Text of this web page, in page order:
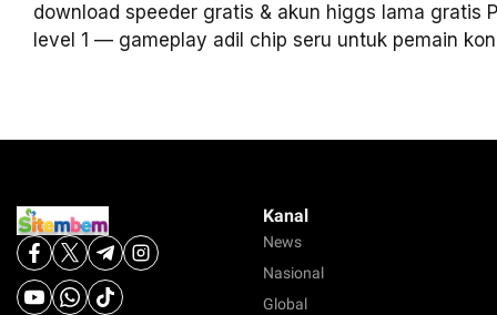
download speeder gratis & akun higgs lama gratis
level 1 — gameplay adil chip seru untuk pemain
Kanal
News
Nasional
Global